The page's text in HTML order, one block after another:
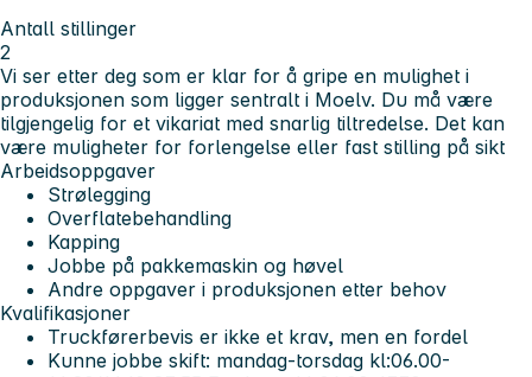
Antall stillinger
2
Vi ser etter deg som er klar for å gripe en mulighet i
produksjonen som ligger sentralt i Moelv. Du må være
tilgjengelig for et vikariat med snarlig tiltredelse. Det kan
være muligheter for forlengelse eller fast stilling på sikt
Arbeidsoppgaver
Strølegging
Overflatebehandling
Kapping
Jobbe på pakkemaskin og høvel
Andre oppgaver i produksjonen etter behov
Kvalifikasjoner
Truckførerbevis er ikke et krav, men en fordel
Kunne jobbe skift: mandag-torsdag kl:06.00-